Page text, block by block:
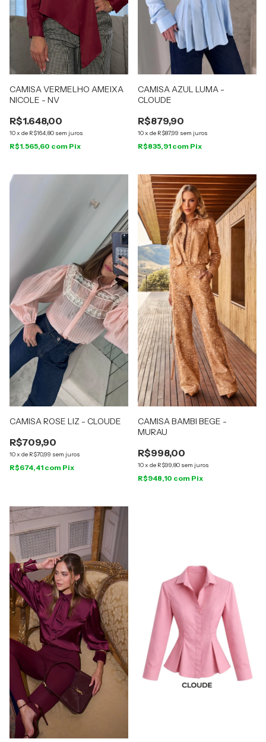
CAMISA VERMELHO AMEIXA
NICOLE - NV
R$1.648,00
10x de R$164,80 sem juros
R$1.565,60 com Pix
CAMISA AZUL LUMA -
CLOUDE
R$879,90
10x de R$87,99 sem juros
R$835,91 com Pix
CAMISA ROSE LIZ - CLOUDE
R$709,90
10x de R$70,99 sem juros
R$674,41 com Pix
CAMISA BAMBI BEGE -
MURAU
R$998,00
10x de R$99,80 sem juros
R$948,10 com Pix